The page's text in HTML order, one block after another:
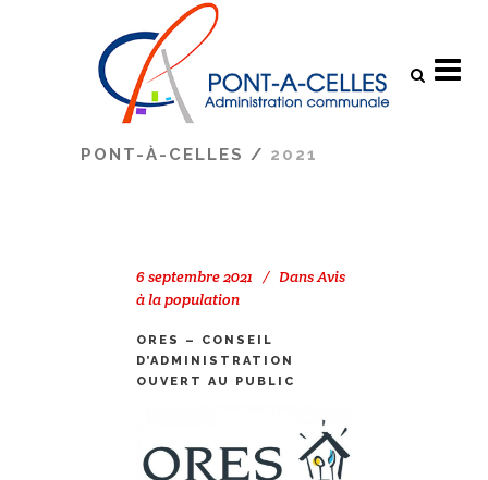
PONT-À-CELLES / 2021
6 septembre 2021 DansAvis
à la population
ORES – CONSEIL
D’ADMINISTRATION
OUVERT AU PUBLIC